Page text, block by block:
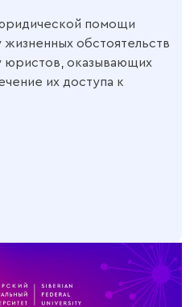
помощи
обстоятельств
юристов, оказывающих
их доступа к